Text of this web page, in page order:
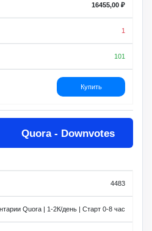
16455,00 ₽
1
101
Купить
Quora - Downvotes
4483
Quora | 1-2К/день | Старт 0-8 час